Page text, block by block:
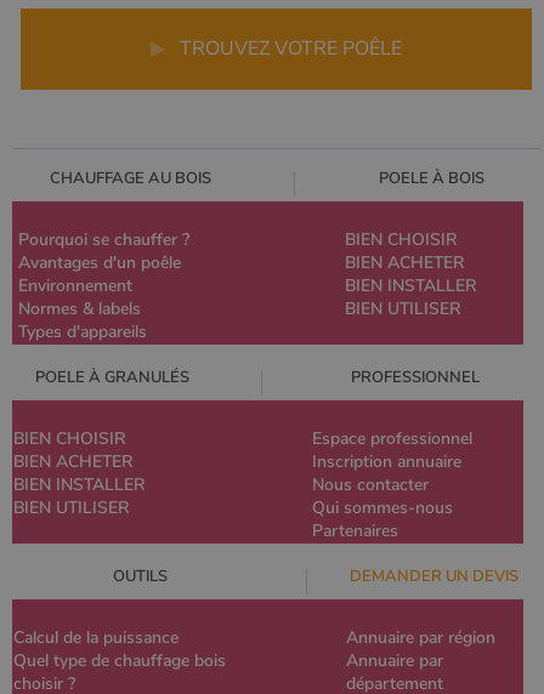
▶ TROUVEZ VOTRE POÊLE
CHAUFFAGE AU BOIS POELE À BOIS
Pourquoi se chauffer ?
Avantages d'un poêle
Environnement
Normes & labels
Types d'appareils
BIEN CHOISIR
BIEN ACHETER
BIEN INSTALLER
BIEN UTILISER
POELE À GRANULÉS PROFESSIONNEL
BIEN CHOISIR
BIEN ACHETER
BIEN INSTALLER
BIEN UTILISER
Espace professionnel
Inscription annuaire
Nous contacter
Qui sommes-nous
Partenaires
OUTILS DEMANDER UN DEVIS
Calcul de la puissance
Quel type de chauffage bois
choisir ?
Annuaire par région
Annuaire par
département